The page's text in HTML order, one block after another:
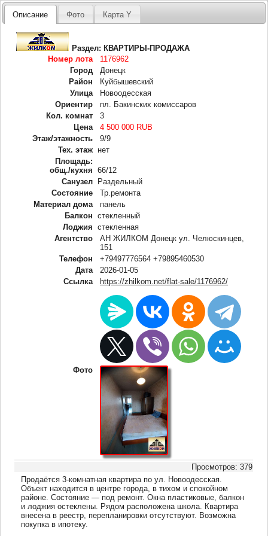
Описание Фото Карта Y
Раздел:КВАРТИРЫ-ПРОДАЖА
Номер лота
1176962
Город
Донецк
Район
Куйбышевский
Улица
Новоодесская
Ориентир
пл. Бакинских комиссаров
Кол. комнат
3
Цена
4 500 000 RUB
Этаж/этажность
9/9
Тех. этаж нет
Площадь:
общ./кухня
66/12
Санузел Раздельный
Состояние
Тр.ремонта
Материал дома
панель
Балкон
стекленный
Лоджия
стекленная
Агентство
АН ЖИЛКОМ Донецк ул. Челюскинцев,
151
Телефон
+79497776564 +79895460530
Дата
2026-01-05
Ссылка
https://zhilkom.net/flat-sale/1176962/
Фото
Просмотров: 379
Продаётся 3-комнатная квартира по ул. Новоодесская.
Объект находится в центре города, в тихом и спокойном
районе. Состояние — под ремонт. Окна пластиковые, балкон
и лоджия остеклены. Рядом расположена школа. Квартира
внесена в реестр, перепланировки отсутствуют. Возможна
покупка в ипотеку.